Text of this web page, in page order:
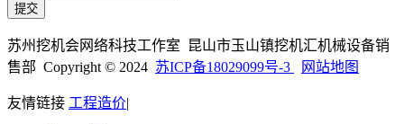
苏州挖机会网络科技工作室 昆山市玉山镇挖机汇机械设备销
售部 Copyright © 2024 苏ICP备18029099号-3 网站地图
友情链接 工程造价|